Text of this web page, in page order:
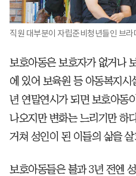
직원 대부분이 자립준비청년들인 브
보호아동은 보호자가 없거나
에 있어 보육원 등 아동복지시
년 연말연시가 되면 보호아동
나오지만 변화는 느리기만 하
거쳐 성인이 된 이들의 삶을 살
보호아동들은 불과 3년 전엔